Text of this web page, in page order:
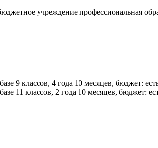
учреждение профессиональная
9 классов, 4 года 10 месяцев, бюджет:
11 классов, 2 года 10 месяцев, бюджет: